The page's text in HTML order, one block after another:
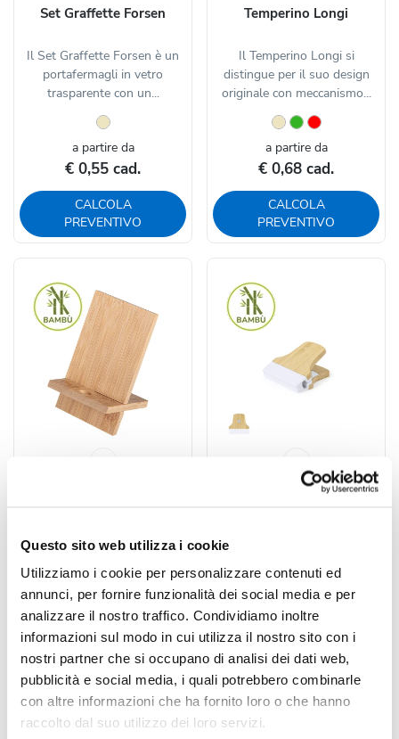
Questo sito web utilizza i cookie
Utilizziamo i cookie per personalizzare contenuti ed
annunci, per fornire funzionalità dei social media e per
analizzare il nostro traffico. Condividiamo inoltre
informazioni sul modo in cui utilizza il nostro sito con i
nostri partner che si occupano di analisi dei dati web,
pubblicità e social media, i quali potrebbero combinarle
con altre informazioni che ha fornito loro o che hanno
raccolto dal suo utilizzo dei loro servizi.
Set Graffette Forsen
Il Set Graffette Forsen è un
portafermagli in vetro
trasparente con un...
a partire da
€ 0,55 cad.
CALCOLA
PREVENTIVO
Temperino Longi
Il Temperino Longi si
distingue per il suo design
originale con meccanismo...
a partire da
€ 0,68 cad.
CALCOLA
PREVENTIVO
un accessorio da scrivania
pratico e ordinato,...
a partire da
€ 0,83 cad.
CALCOLA
PREVENTIVO
Codice : 178516
appunti in bambù con dettagli
bianchi, dal...
a partire da
€ 1,15 cad.
CALCOLA
PREVENTIVO